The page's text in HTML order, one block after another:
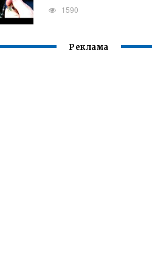
1590
Реклама